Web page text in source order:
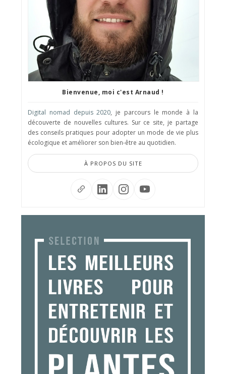
Bienvenue, moi c'est Arnaud !
Digital nomad depuis 2020, je parcours le monde à la
découverte de nouvelles cultures. Sur ce site, je partage
des conseils pratiques pour adopter un mode de vie plus
écologique et améliorer son bien-être au quotidien.
À PROPOS DU SITE